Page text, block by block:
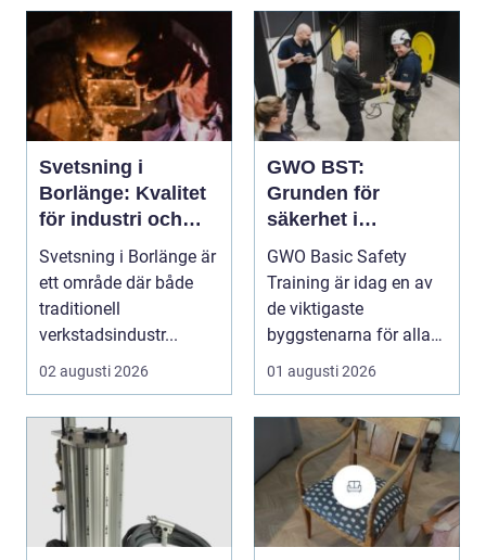
Svetsning i
Borlänge: Kvalitet
för industri och
konstruktion
Svetsning i Borlänge är
ett område där både
traditionell
verkstadsindustr...
02 augusti 2026
GWO BST:
Grunden för
säkerhet i
vindkraftsbransche
n
GWO Basic Safety
Training är idag en av
de viktigaste
byggstenarna för alla
som vill arbet...
01 augusti 2026